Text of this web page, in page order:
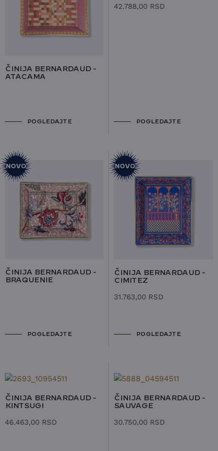
ČINIJA BERNARDAUD -
ATACAMA
POGLEDAJTE
42.788,00 RSD
POGLEDAJTE
NOVO
ČINIJA BERNARDAUD -
BRAQUENIE
POGLEDAJTE
NOVO
ČINIJA BERNARDAUD -
CIMITEZ
31.763,00 RSD
POGLEDAJTE
ČINIJA BERNARDAUD -
KINTSUGI
46.463,00 RSD
ČINIJA BERNARDAUD -
SAUVAGE
30.750,00 RSD